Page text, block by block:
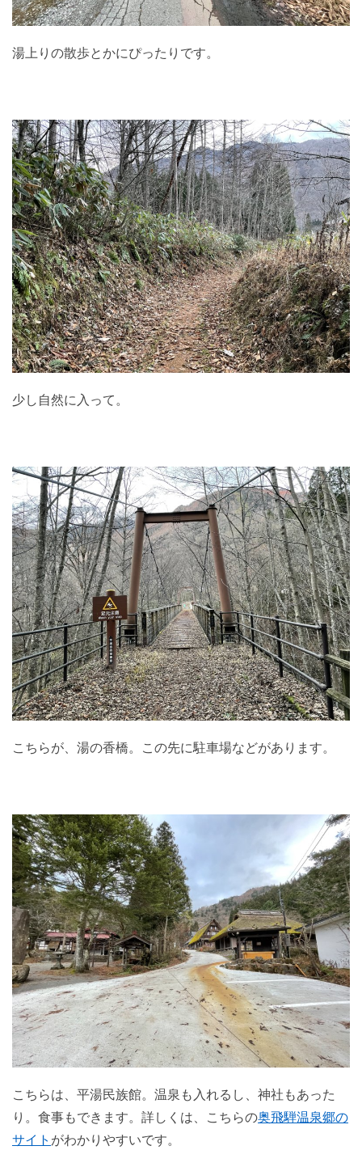
湯上りの散歩とかにぴったりです。
少し自然に入って。
こちらが、湯の香橋。この先に駐車場などがあります。
こちらは、平湯民族館。温泉も入れるし、神社もあった
り。食事もできます。詳しくは、こちらの奥飛騨温泉郷の
サイト がわかりやすいです。